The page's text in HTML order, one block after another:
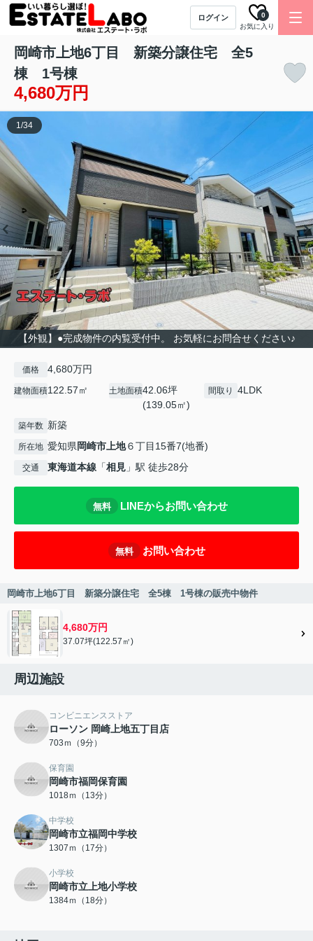
ログイン
お気に入り
0
岡崎市上地6丁目 新築分譲住宅 全5
棟 1号棟
4,680万円
【外観】●完成物件の内覧受付中。 お気軽にお問合せください♪
1/34
価格 4,680万円
建物面積122.57㎡ 土地面積42.06坪
(139.05㎡)
間取り 4LDK
築年数 新築
所在地 愛知県岡崎市上地６丁目15番7(地番)
交通 東海道本線 「相見 」駅 徒歩28分
無料 LINEからお問い合わせ
無料 お問い合わせ
岡崎市上地6丁目 新築分譲住宅 全5棟 1号棟の販売中物件
4,680万円
37.07坪(122.57㎡)
周辺施設
コンビニエンスストア
ローソン 岡崎上地五丁目店
703ｍ（9分）
保育園
岡崎市福岡保育園
1018ｍ（13分）
中学校
岡崎市立福岡中学校
1307ｍ（17分）
小学校
岡崎市立上地小学校
1384ｍ（18分）